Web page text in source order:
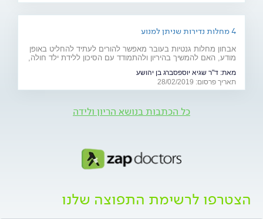
4 מחלות נדירות שניתן למנוע
אבחון מחלות גנטיות בעובר מאפשר להורים לעתיד להחליט באופן
מודע, האם להמשיך בהיריון ולהתמודד עם הסיכון ללידת ילד חולה,
(28.2)מאת: ד"ר שגיא יוספסברג בן יהושע
תאריך פרסום: 28/02/2019
כל הכתבות בנושא הריון ולידה
הצטרפו לרשימת התפוצה שלנו